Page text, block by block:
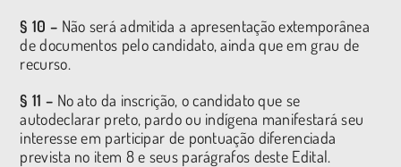
§ 10 – Não será admitida a apresentação extemporânea
de documentos pelo candidato, ainda que em grau de
recurso.
§ 11 – No ato da inscrição, o candidato que se
autodeclarar preto, pardo ou indígena manifestará seu
interesse em participar de pontuação diferenciada
prevista no item 8 e seus parágrafos deste Edital.